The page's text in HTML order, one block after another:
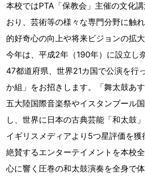
本校ではPTA「保教会」主催の文化
おり、芸術等の様々な専門分野に触
的好奇心の向上や将来ビジョンの拡
今年は、平成2年（190年）に設立し
47都道府県、世界21カ国で公演を行
か組」をお招きします。「舞太鼓あ
五大陸国際音楽祭やイスタンブール
し、世界に日本の古典芸能「和太鼓
イギリスメディアより5つ星評価を
絶賛するエンターテイメントを本校全
心に響く圧巻の和太鼓演奏を全身で